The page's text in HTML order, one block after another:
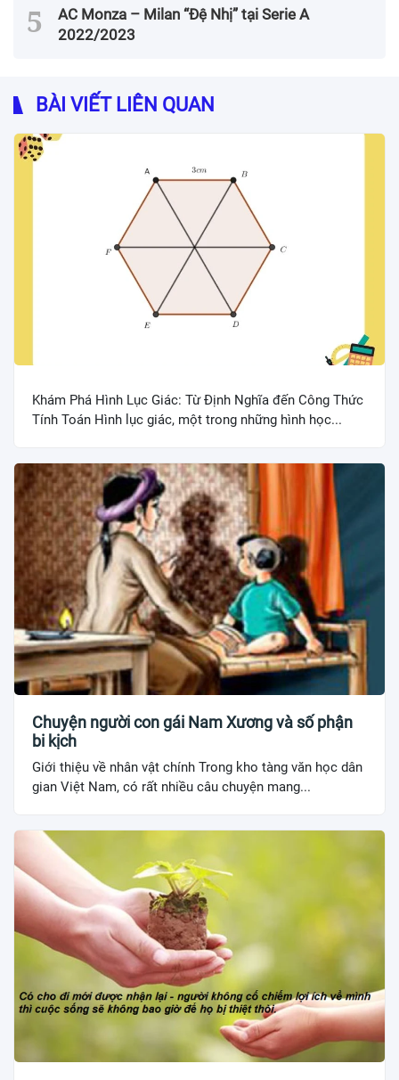
AC Monza – Milan “Đệ Nhị” tại Serie A
2022/2023
BÀI VIẾT LIÊN QUAN
Khám Phá Hình Lục Giác: Từ Định Nghĩa đến Công Thức
Tính Toán Hình lục giác, một trong những hình học...
Chuyện người con gái Nam Xương và số phận
bi kịch
Giới thiệu về nhân vật chính Trong kho tàng văn học dân
gian Việt Nam, có rất nhiều câu chuyện mang...